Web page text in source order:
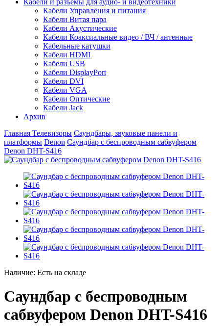
Кабели Управления и питания
Кабели Витая пара
Кабели Акустические
Кабели Коаксиальные видео / ВЧ / антенные
Кабельные катушки
Кабели HDMI
Кабели USB
Кабели DisplayPort
Кабели DVI
Кабели VGA
Кабели Оптические
Кабели Jack
Архив
Главная Телевизоры Саундбары, звуковые панели и
платформы Denon Cаундбар с беспроводным сабвуфером
Denon DHT-S416
Наличие: Есть на складе
Cаундбар с беспроводным
сабвуфером Denon DHT-S416